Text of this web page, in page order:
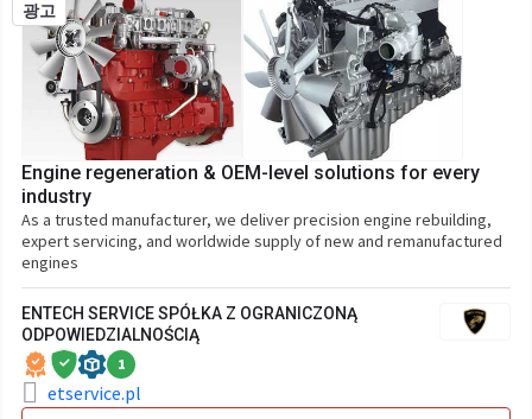
광고
Engine regeneration & OEM-level solutions for every
industry
As a trusted manufacturer, we deliver precision engine rebuilding,
expert servicing, and worldwide supply of new and remanufactured
engines
ENTECH SERVICE SPÓŁKA Z OGRANICZONĄ
ODPOWIEDZIALNOŚCIĄ
1
etservice.pl